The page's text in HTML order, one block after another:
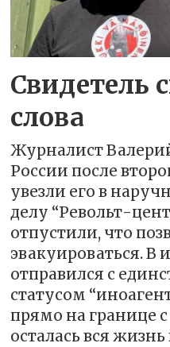
Свидетель
слова
Журналист
России после
увезли его в
делу “Револьт-
отпустили, что
эвакуироваться. В
отправился с
статусом
прямо на границе
осталась вся